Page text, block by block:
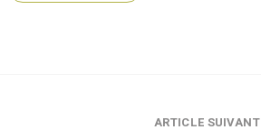
ARTICLE SUIVANT